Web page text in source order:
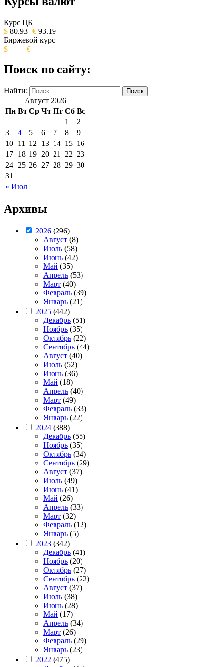
ОБЩЕСТВЕННО-ПОЛИТИЧЕСКОЕ
ИЗДАНИЕ КАМЧАТСКОГО КРАЯ.
Курс ЦБ
$ 80.93 € 93.19
Биржевой курс
$
€
Поиск по сайту:
Найти:
Август 2026
Пн Вт Ср Чт Пт Сб Вс
« Июл
1
2
3
4 5 6 7 8
9
10 11 12 13 14 15 16
17 18 19 20 21 22 23
24 25 26 27 28 29 30
31
Архивы
2026 (296)
Август (8)
Июль (58)
Июнь (42)
Май (35)
Апрель (53)
Март (40)
Февраль (39)
Январь (21)
2025 (442)
Декабрь (51)
Ноябрь (35)
Октябрь (22)
Сентябрь (44)
Август (40)
Июль (52)
Июнь (36)
Май (18)
Апрель (40)
Март (49)
Февраль (33)
Январь (22)
2024 (388)
Декабрь (55)
Ноябрь (35)
Октябрь (34)
Сентябрь (29)
Август (37)
Июль (49)
Июнь (41)
Май (26)
Апрель (33)
Март (32)
Февраль (12)
Январь (5)
2023 (342)
Декабрь (41)
Ноябрь (20)
Октябрь (27)
Сентябрь (22)
Август (37)
Июль (38)
Июнь (28)
Май (17)
Апрель (34)
Март (26)
Февраль (29)
Январь (23)
2022 (475)